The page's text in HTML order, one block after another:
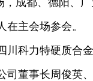
成都、德阳、广
主会场参会。
川科力特硬质合
司董事长周俊英